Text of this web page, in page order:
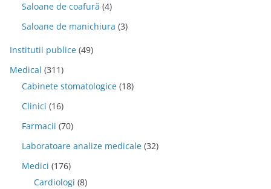
Saloane de coafură (4)
Saloane de manichiura (3)
Institutii publice (49)
Medical (311)
Cabinete stomatologice (18)
Clinici (16)
Farmacii (70)
Laboratoare analize medicale (32)
Medici (176)
Cardiologi (8)